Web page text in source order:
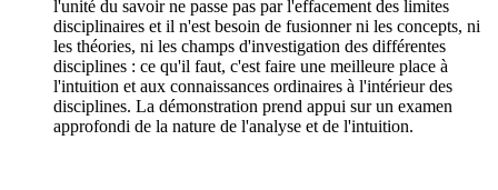
l'unité du savoir ne passe pas par l'effacement des limites
disciplinaires et il n'est besoin de fusionner ni les concepts, ni
les théories, ni les champs d'investigation des différentes
disciplines : ce qu'il faut, c'est faire une meilleure place à
l'intuition et aux connaissances ordinaires à l'intérieur des
disciplines. La démonstration prend appui sur un examen
approfondi de la nature de l'analyse et de l'intuition.